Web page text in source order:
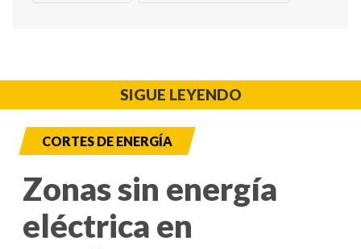
SIGUE LEYENDO
CORTES DE ENERGÍA
Zonas sin energía
eléctrica en